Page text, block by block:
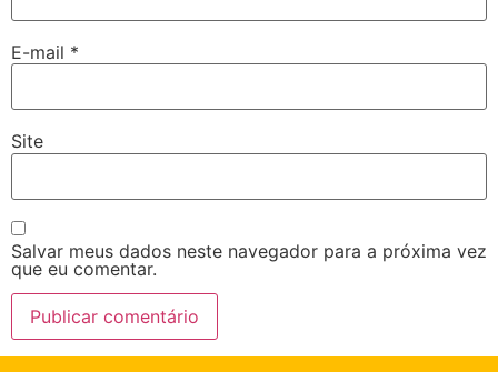
E-mail *
Site
Salvar meus dados neste navegador para a próxima vez
que eu comentar.